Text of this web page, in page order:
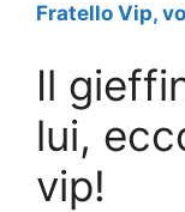
Fratello Vip,
Il
lui,
vip!